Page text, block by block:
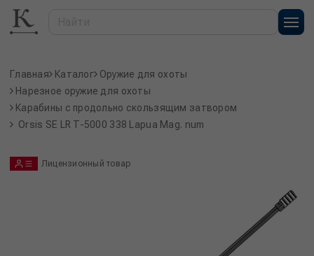
Главная Каталог Оружие для охоты
Нарезное оружие для охоты
Карабины с продольно скользящим затвором
Orsis SE LR T-5000 338 Lapua Mag. num
Лицензионный товар